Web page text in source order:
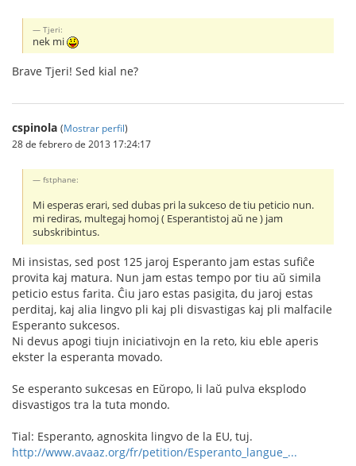
Tjeri:
nek mi
Brave Tjeri! Sed kial ne?
cspinola (Mostrar perfil)
28 de febrero de 2013 17:24:17
fstphane:
Mi esperas erari, sed dubas pri la sukceso de tiu peticio nun.
mi rediras, multegaj homoj ( Esperantistoj aŭ ne ) jam
subskribintus.
Mi insistas, sed post 125 jaroj Esperanto jam estas sufiĉe
provita kaj matura. Nun jam estas tempo por tiu aŭ simila
peticio estus farita. Ĉiu jaro estas pasigita, du jaroj estas
perditaj, kaj alia lingvo pli kaj pli disvastigas kaj pli malfacile
Esperanto sukcesos.
Ni devus apogi tiujn iniciativojn en la reto, kiu eble aperis
ekster la esperanta movado.
Se esperanto sukcesas en Eŭropo, li laŭ pulva eksplodo
disvastigos tra la tuta mondo.
Tial: Esperanto, agnoskita lingvo de la EU, tuj.
http://www.avaaz.org/fr/petition/Esperanto_langue_...